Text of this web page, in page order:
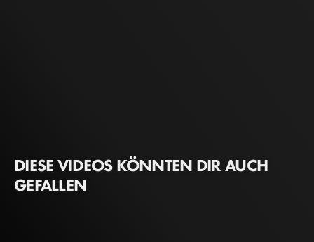
DIESE VIDEOS KÖNNTEN DIR AUCH
GEFALLEN